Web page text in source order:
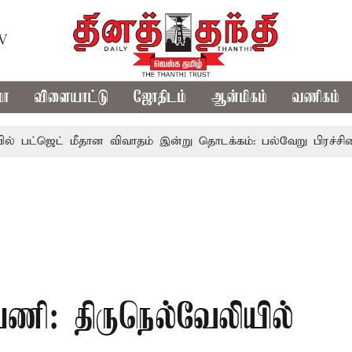
விளையாட்டு ஜோதிடம் ஆன்மிகம் வணிகம்
மீதான விவாதம் இன்று தொடக்கம்: பல்வேறு பிரச்சினைகளை
திருநெல்வேலியில்